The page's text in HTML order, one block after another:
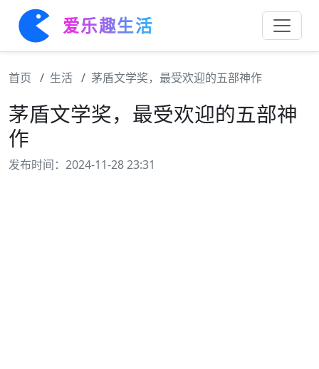
爱乐趣生活
首页 生活 茅盾文学奖，最受欢迎的五部神作
茅盾文学奖，最受欢迎的五部神
作
发布时间：2024-11-28 23:31